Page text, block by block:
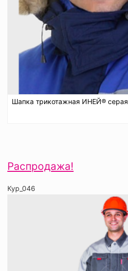
Шапка трикотажная ИНЕЙ® серая
Распродажа!
Кур_046